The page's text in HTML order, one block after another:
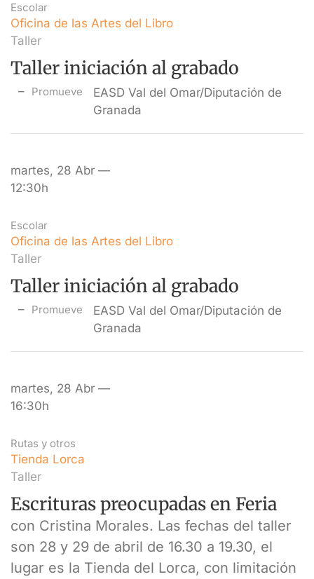
Escolar
Oficina de las Artes del Libro
Taller
Taller iniciación al grabado
Promueve
EASD Val del Omar/Diputación de
Granada
martes, 28 Abr —
12:30h
Escolar
Oficina de las Artes del Libro
Taller
Taller iniciación al grabado
Promueve
EASD Val del Omar/Diputación de
Granada
martes, 28 Abr —
16:30h
Rutas y otros
Tienda Lorca
Taller
Escrituras preocupadas en Feria
con Cristina Morales. Las fechas del taller
son 28 y 29 de abril de 16.30 a 19.30, el
lugar es la Tienda del Lorca, con limitación